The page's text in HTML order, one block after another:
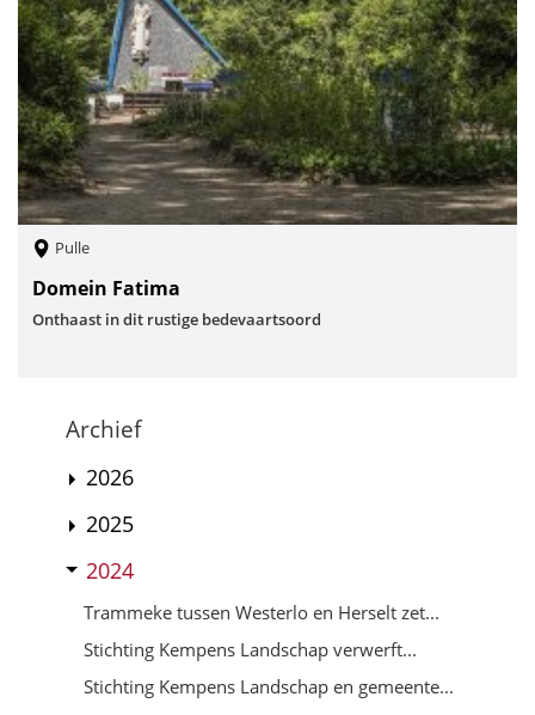
Pulle
Domein Fatima
Onthaast in dit rustige bedevaartsoord
Archief
2026
2025
2024
Trammeke tussen Westerlo en Herselt zet...
Stichting Kempens Landschap verwerft...
Stichting Kempens Landschap en gemeente...